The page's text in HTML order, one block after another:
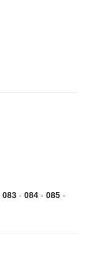
083 - 084 - 085 -